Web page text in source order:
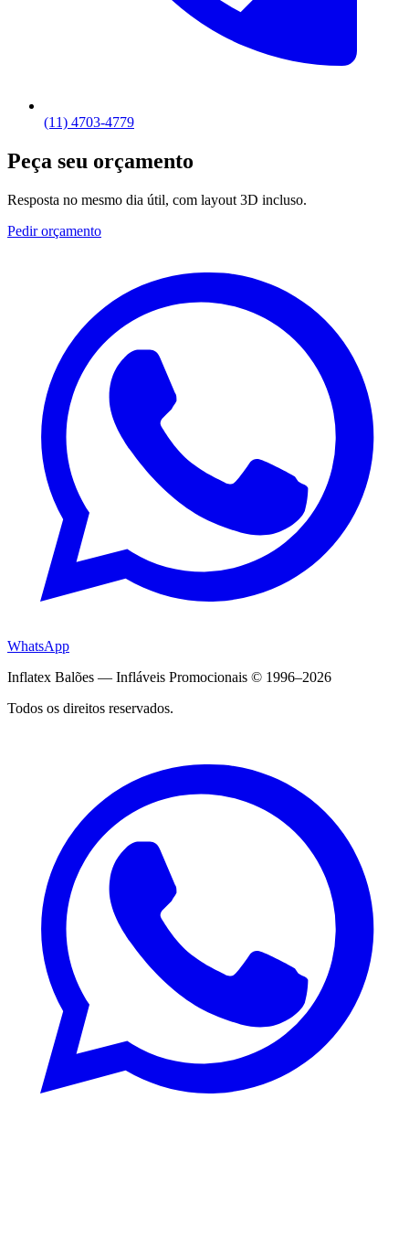
(11) 4703-4779
Peça seu orçamento
Resposta no mesmo dia útil, com layout 3D incluso.
Pedir orçamento
WhatsApp
Inflatex Balões — Infláveis Promocionais © 1996–2026
Todos os direitos reservados.